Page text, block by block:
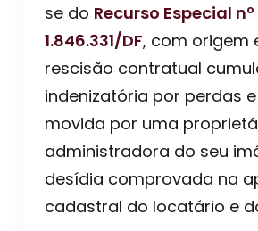
se do Recurso Especial nº
1.846.331/DF, com origem
rescisão contratual
indenizatória por perdas
movida por uma
administradora do seu
desídia comprovada na
cadastral do locatário e